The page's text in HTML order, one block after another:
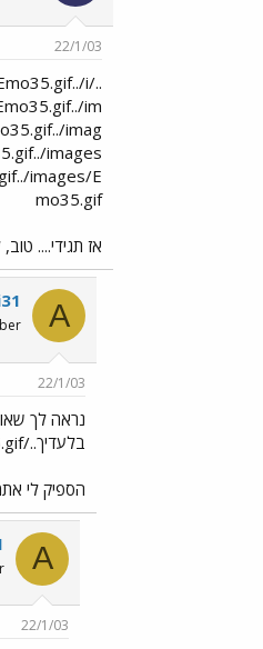
22/1/03
i
im
imag
images
images/E
mo35.gif
אז תגידי....
A
22/1/03
נראה לך
בלעדיך../images/Emo35.gif
הספיק לי
A
22/1/03